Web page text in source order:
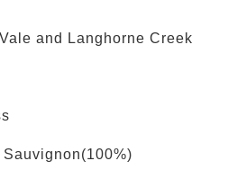
and Langhorne Creek